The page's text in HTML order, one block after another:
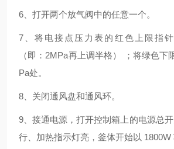
6 、打开两个放气阀中的任意一个。
7 、将电接点压力表的红色上限指
（即： 2MPa再上调半格） ；将绿色下
Pa处。
8 、关闭通风盘和通风环。
9 、接通电源，打开控制箱上的电源总
行、加热指示灯亮，釜体开始以 1800W